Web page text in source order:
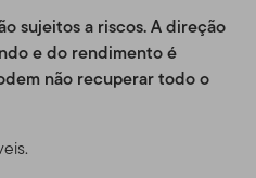
sujeitos a riscos. A direção
e do rendimento é
não recuperar todo o
e todos os produtos,
e informações
(referidos coletivamente
Site").